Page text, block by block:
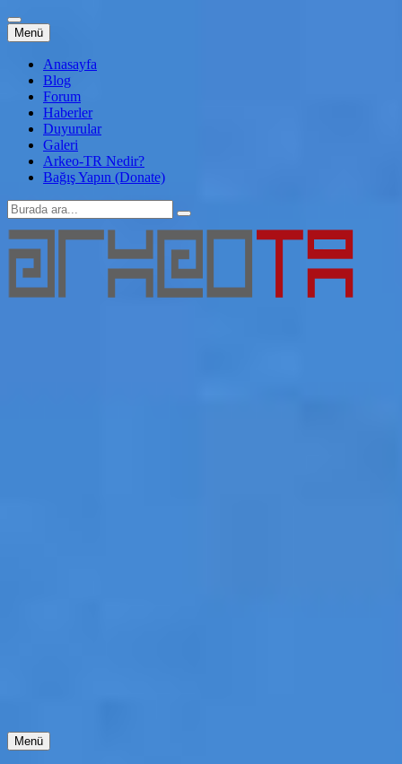
Menü İçeriğe
atla
Anasayfa
Blog
Forum
Haberler
Duyurular
Galeri
Arkeo-TR Nedir?
Bağış Yapın (Donate)
Arama:
Menü İçeriğe
atla